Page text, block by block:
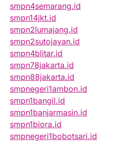
smpn4semarang.id
smpn14jkt.id
smpn2lumajang.id
smpn2sutojayan.id
smpn4blitar.id
smpn78jakarta.id
smpn88jakarta.id
smpnegeri1ambon.id
smpn1bangil.id
smpn1banjarmasin.id
smpn1biora.id
smpnegeri1bobotsari.id